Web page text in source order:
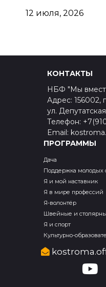
12 июля, 2026
КОНТАКТЫ
НБФ "Мы
Адрес: 156002,
ул.
Телефон:
Email:
ПРОГРАММЫ
Дача
Поддержка молодых
Я и мой наставник
Я в мире профессий
Я-волонтёр
Швейные и
Я и спорт
Культурно-